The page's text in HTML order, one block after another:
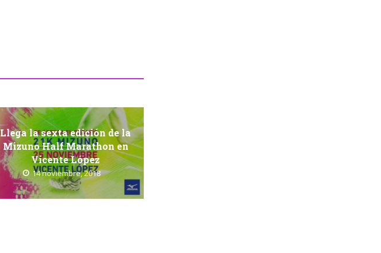
Llega la sexta edición de la
Mizuno Half Marathon en
Vicente López
14 noviembre, 2018